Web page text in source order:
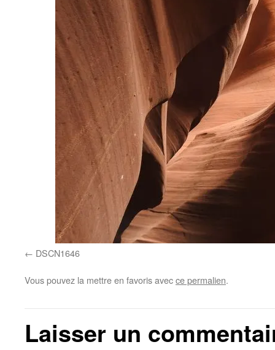
DSCN1646
Vous pouvez la mettre en favoris avecce permalien.
Laisser un